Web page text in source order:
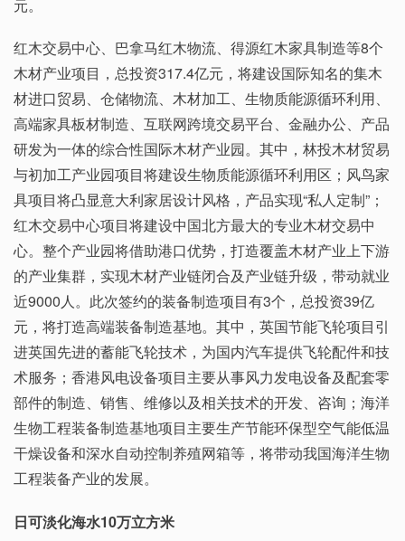
元。
红木交易中心、巴拿马红木物流、得源红木家具制造等8个
木材产业项目，总投资317.4亿元，将建设国际知名的集木
材进口贸易、仓储物流、木材加工、生物质能源循环利用、
高端家具板材制造、互联网跨境交易平台、金融办公、产品
研发为一体的综合性国际木材产业园。其中，林投木材贸易
与初加工产业园项目将建设生物质能源循环利用区；风鸟家
具项目将凸显意大利家居设计风格，产品实现“私人定制”；
红木交易中心项目将建设中国北方最大的专业木材交易中
心。整个产业园将借助港口优势，打造覆盖木材产业上下游
的产业集群，实现木材产业链闭合及产业链升级，带动就业
近9000人。此次签约的装备制造项目有3个，总投资39亿
元，将打造高端装备制造基地。其中，英国节能飞轮项目引
进英国先进的蓄能飞轮技术，为国内汽车提供飞轮配件和技
术服务；香港风电设备项目主要从事风力发电设备及配套零
部件的制造、销售、维修以及相关技术的开发、咨询；海洋
生物工程装备制造基地项目主要生产节能环保型空气能低温
干燥设备和深水自动控制养殖网箱等，将带动我国海洋生物
工程装备产业的发展。
日可淡化海水10万立方米